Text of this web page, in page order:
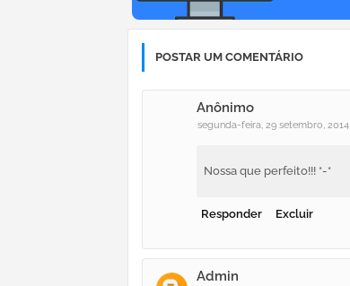
POSTAR UM COMENTÁRIO
Anônimo
segunda-feira, 29 setembro, 2014
Nossa que perfeito!!! *-*
Responder Excluir
Admin